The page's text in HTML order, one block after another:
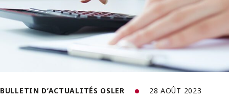
BULLETIN D’ACTUALITÉS OSLER 28 AOÛT 2023